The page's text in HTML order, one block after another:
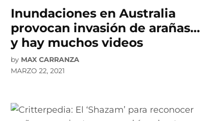
Inundaciones en Australia
provocan invasión de arañas…
y hay muchos videos
by MAX CARRANZA
MARZO 22, 2021